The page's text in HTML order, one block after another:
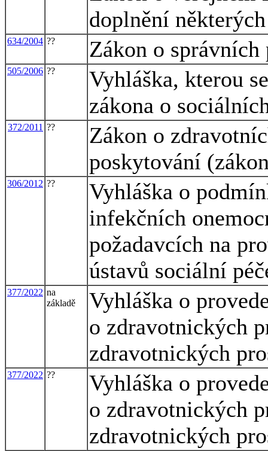
doplnění
634/2004 ?? Zákon o
505/2006 ??
Vyhláška, kterou
zákona o
372/2011 ??
Zákon o
poskytování
306/2012 ??
Vyhláška o
infekčních
požadavcích na
ústavů sociální
377/2022 na
základě
Vyhláška o
o zdravotnických
zdravotnických
377/2022 ??
Vyhláška o
o zdravotnických
zdravotnických